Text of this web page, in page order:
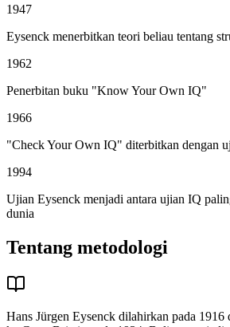
1947
Eysenck menerbitkan teori beliau tentang
1962
Penerbitan buku "Know Your Own IQ"
1966
"Check Your Own IQ" diterbitkan dengan
1994
Ujian Eysenck menjadi antara ujian IQ
dunia
Tentang metodologi
Hans Jürgen Eysenck dilahirkan pada